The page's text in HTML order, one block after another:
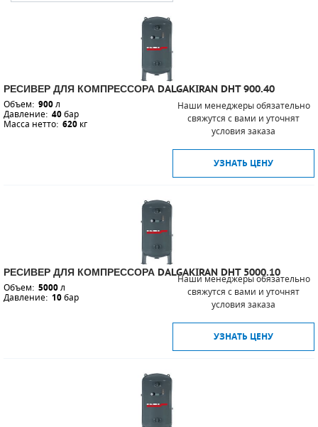
РЕСИВЕР ДЛЯ КОМПРЕССОРА DALGAKIRAN DHT 900.40
Объем: 900л
Давление: 40бар
Масса нетто: 620 кг
Наши менеджеры обязательно
свяжутся с вами и уточнят
условия заказа
УЗНАТЬ ЦЕНУ
РЕСИВЕР ДЛЯ КОМПРЕССОРА DALGAKIRAN DHT 5000.10
Объем: 5000л
Давление: 10бар
Наши менеджеры обязательно
свяжутся с вами и уточнят
условия заказа
УЗНАТЬ ЦЕНУ
КОНТЕЙНЕРЫ ДЛЯ ОБОРУДОВАНИЯ
ДИЗЕЛЬНЫЕ МОТОПОМПЫ
ЛЕНТОЧНОПИЛЬНЫЕ СТАНКИ
КОНТРОЛЛЕРЫ (БЛОКИ УПРАВЛЕНИЯ)
ПРЕДОХРАНИТЕЛЬНЫЕ КЛАПАНЫ
ВПУСКНЫЕ КЛАПАНЫ
ОБРАТНЫЕ КЛАПАНЫ
РУКАВА ВЫСОКОГО ДАВЛЕНИЯ (РВД)
ЗАПЧАСТИ ДЛЯ ВИНТОВЫХ КОМПРЕССОРОВ
ДЛЯ АДСОРБЦИОННЫХ ОСУШИТЕЛЕЙ